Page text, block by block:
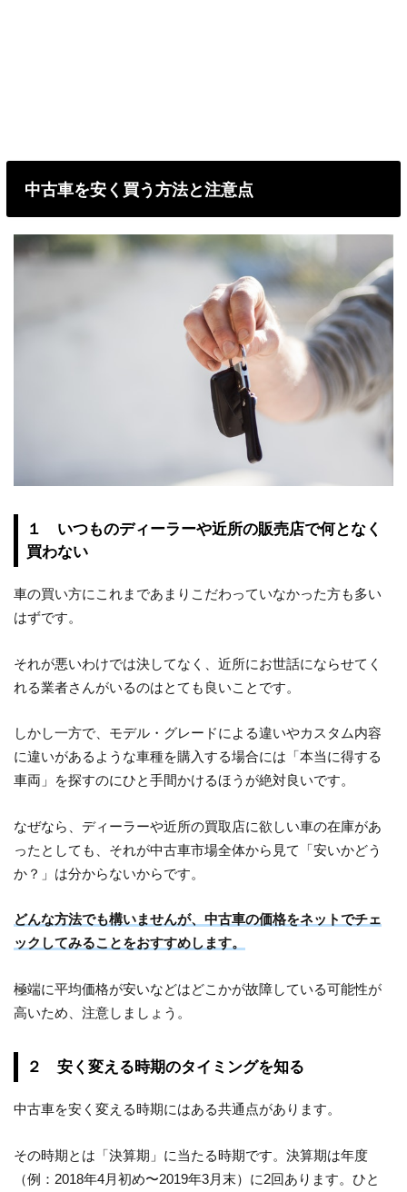
中古車を安く買う方法と注意点
１ いつものディーラーや近所の販売店で何となく
買わない
車の買い方にこれまであまりこだわっていなかった方も多い
はずです。
それが悪いわけでは決してなく、近所にお世話にならせてく
れる業者さんがいるのはとても良いことです。
しかし一方で、モデル・グレードによる違いやカスタム内容
に違いがあるような車種を購入する場合には「本当に得する
車両」を探すのにひと手間かけるほうが絶対良いです。
なぜなら、ディーラーや近所の買取店に欲しい車の在庫があ
ったとしても、それが中古車市場全体から見て「安いかどう
か？」は分からないからです。
どんな方法でも構いませんが、中古車の価格をネットでチェ
ックしてみることをおすすめします。
極端に平均価格が安いなどはどこかが故障している可能性が
高いため、注意しましょう。
２ 安く変える時期のタイミングを知る
中古車を安く変える時期にはある共通点があります。
その時期とは「決算期」に当たる時期です。決算期は年度
（例：2018年4月初め〜2019年3月末）に2回あります。ひと